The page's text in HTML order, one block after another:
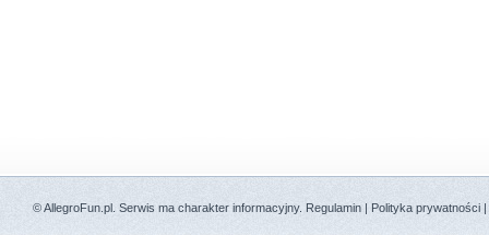
©AllegroFun.pl . Serwis ma charakter informacyjny. Regulamin | Polityka prywatności |